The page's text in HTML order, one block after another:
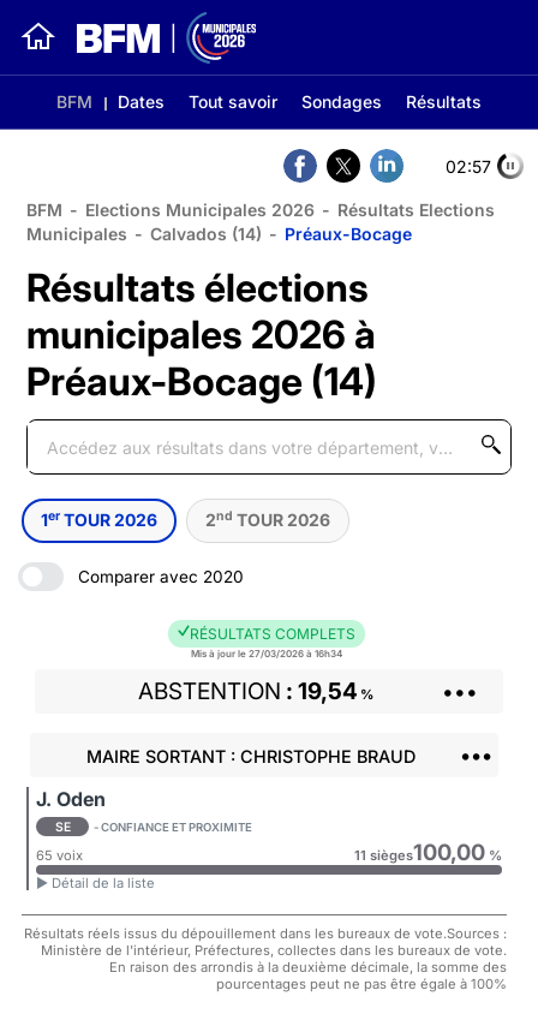
BFM Dates Tout savoir Sondages Résultats
02:56
BFM - Elections Municipales 2026 - Résultats Elections
Municipales - Calvados (14) - Préaux-Bocage
Résultats élections
municipales 2026 à
Préaux-Bocage (14)
1er TOUR 2026 2nd TOUR 2026
Comparer avec 2020
RÉSULTATS COMPLETS
Mis à jour le 27/03/2026 à 16h34
ABSTENTION 19,54 % •••
MAIRE SORTANT : CHRISTOPHE BRAUD •••
J. Oden
SE - CONFIANCE ET PROXIMITE
65 voix 11 sièges100,00%
► Détail de la liste
Résultats réels issus du dépouillement dans les bureaux de vote.Sources :
Ministère de l'intérieur, Préfectures, collectes dans les bureaux de vote.
En raison des arrondis à la deuxième décimale, la somme des
pourcentages peut ne pas être égale à 100%